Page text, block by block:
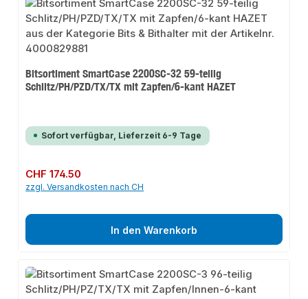
Bitsortiment SmartCase 2200SC-32 59-teilig
Schlitz/PH/PZD/TX/TX mit Zapfen/6-kant HAZET
Sofort verfügbar, Lieferzeit 6-9 Tage
Regulärer Preis:
CHF 174.50
zzgl. Versandkosten nach CH
In den Warenkorb